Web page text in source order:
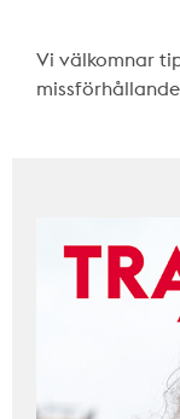
Vi välkomnar